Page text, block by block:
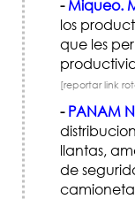
- Miqueo.
los
que les
[reportar link
- PANAM
llantas,
de